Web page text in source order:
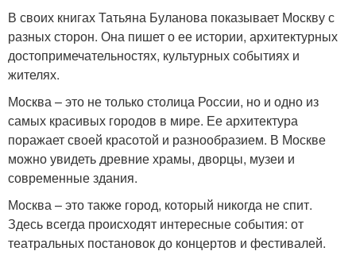
В своих книгах Татьяна Буланова показывает Москву с
разных сторон. Она пишет о ее истории, архитектурных
достопримечательностях, культурных событиях и
жителях.
Москва – это не только столица России, но и одно из
самых красивых городов в мире. Ее архитектура
поражает своей красотой и разнообразием. В Москве
можно увидеть древние храмы, дворцы, музеи и
современные здания.
Москва – это также город, который никогда не спит.
Здесь всегда происходят интересные события: от
театральных постановок до концертов и фестивалей.